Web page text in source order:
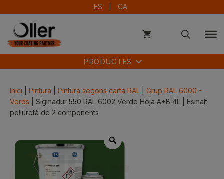
contingut
ES CA
PRODUCTES
Inici Pintura Pintura segons carta RAL
Grup RAL 6000 -
Verds | Sigmadur 550 RAL 6002 Verde Hoja A+B 4L | Esmalt
poliuretà de 2 components